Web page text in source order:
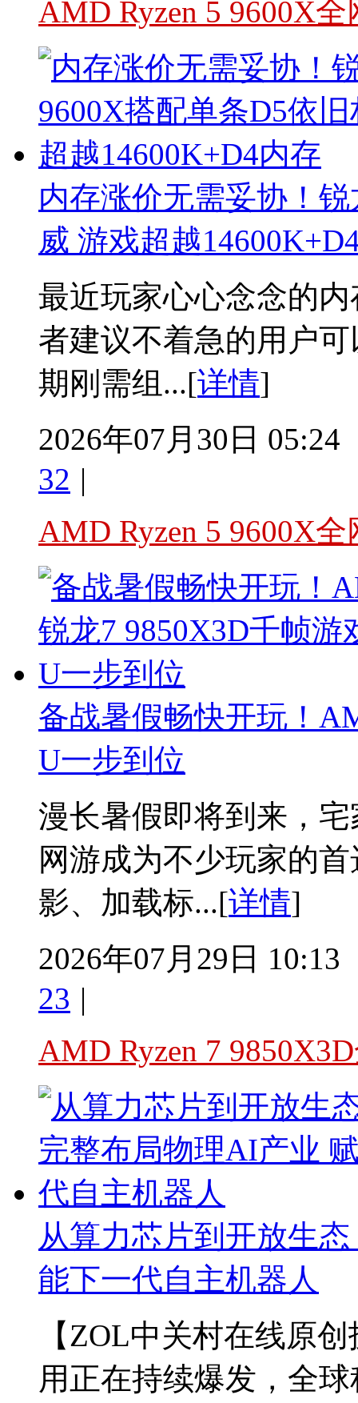
AMD Ryzen 5 9600X
内存涨价无需妥协！
威 游戏超越
最近玩家心心念念的
者建议不着急的用户
期刚需组...[详情]
2026年07月30日 05:24
32 |
AMD Ryzen 5 9600X
备战暑假畅快开玩！
U一步到位
漫长暑假即将到来，
网游成为不少玩家的
影、加载标...[详情]
2026年07月29日 10:13
23 |
AMD Ryzen 7
从算力芯片到开放生
能下一代自主机器人
【ZOL中关村在线原
用正在持续爆发，全